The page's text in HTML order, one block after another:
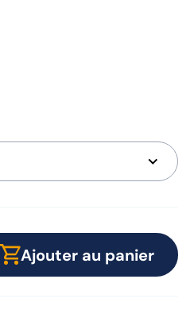
Ajouter au panier